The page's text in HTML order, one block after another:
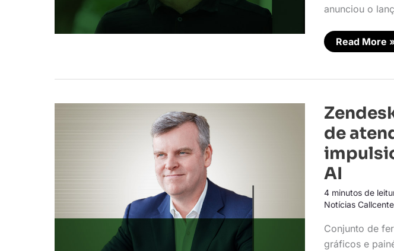
anunciou o
Read More
de
AI
4 minutos de
Notícias
Conjunto de
gráficos e
Zendesk
lança
plataforma
de
atendimento
por
Agentic
AI